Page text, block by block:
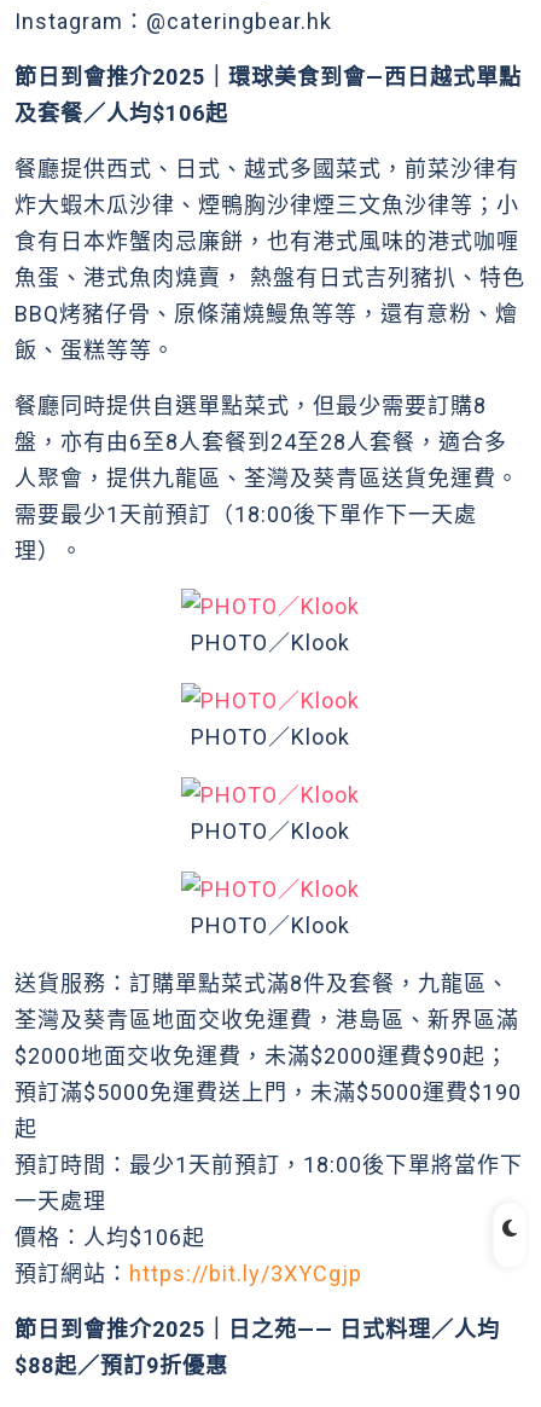
Instagram：@cateringbear.hk
節日到會推介2025｜環球美食到會—西日越式單點
及套餐／人均$106起
餐廳提供西式、日式、越式多國菜式，前菜沙律有
炸大蝦木瓜沙律、煙鴨胸沙律煙三文魚沙律等；小
食有日本炸蟹肉忌廉餅，也有港式風味的港式咖喱
魚蛋、港式魚肉燒賣， 熱盤有日式吉列豬扒、特色
BBQ烤豬仔骨、原條蒲燒鰻魚等等，還有意粉、燴
飯、蛋糕等等。
餐廳同時提供自選單點菜式，但最少需要訂購8
盤，亦有由6至8人套餐到24至28人套餐，適合多
人聚會，提供九龍區、荃灣及葵青區送貨免運費。
需要最少1天前預訂（18:00後下單作下一天處
理）。
PHOTO／Klook
PHOTO／Klook
PHOTO／Klook
PHOTO／Klook
送貨服務：訂購單點菜式滿8件及套餐，九龍區、
荃灣及葵青區地面交收免運費，港島區、新界區滿
$2000地面交收免運費，未滿$2000運費$90起；
預訂滿$5000免運費送上門，未滿$5000運費$190
起
預訂時間：最少1天前預訂，18:00後下單將當作下
一天處理
價格：人均$106起
預訂網站： https://bit.ly/3XYCgjp
節日到會推介2025｜日之苑—— 日式料理／人均
$88起／預訂9折優惠